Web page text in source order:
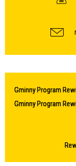
Gminny Program
Gminny Program